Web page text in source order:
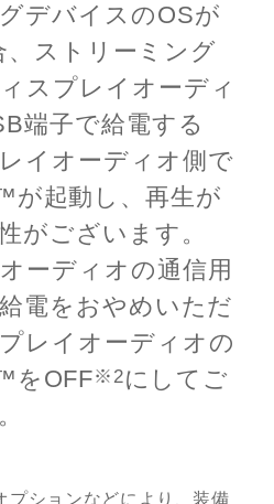
デバイスのOSが
、ストリーミング
スプレイオーディ
端子で給電する
イオーディオ側で
が起動し、再生が
がございます。
ーディオの通信用
電をおやめいただ
レイオーディオの
をOFF※2にしてご
プションなどにより、装備